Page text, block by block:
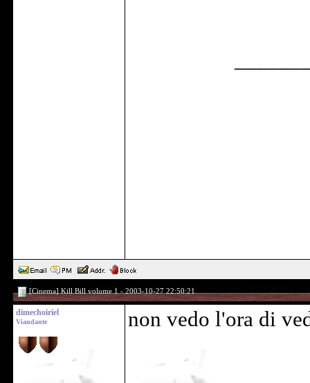
[Cinema] Kill Bill volume 1 - 2003-10-27 22:50:21
dimechoiriel
Viandante non vedo l'ora di